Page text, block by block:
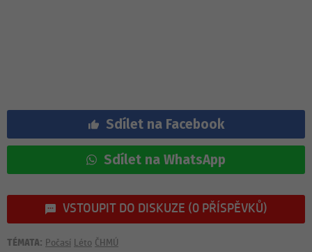
Sdílet na Facebook
Sdílet na WhatsApp
VSTOUPIT DO DISKUZE (0 PŘÍSPĚVKŮ)
TÉMATA: Počasí Léto ČHMÚ